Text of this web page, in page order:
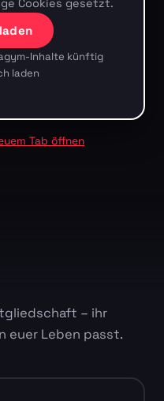
Cookies gesetzt.
Inhalte künftig
laden
Tab öffnen
– ihr
euer Leben passt.